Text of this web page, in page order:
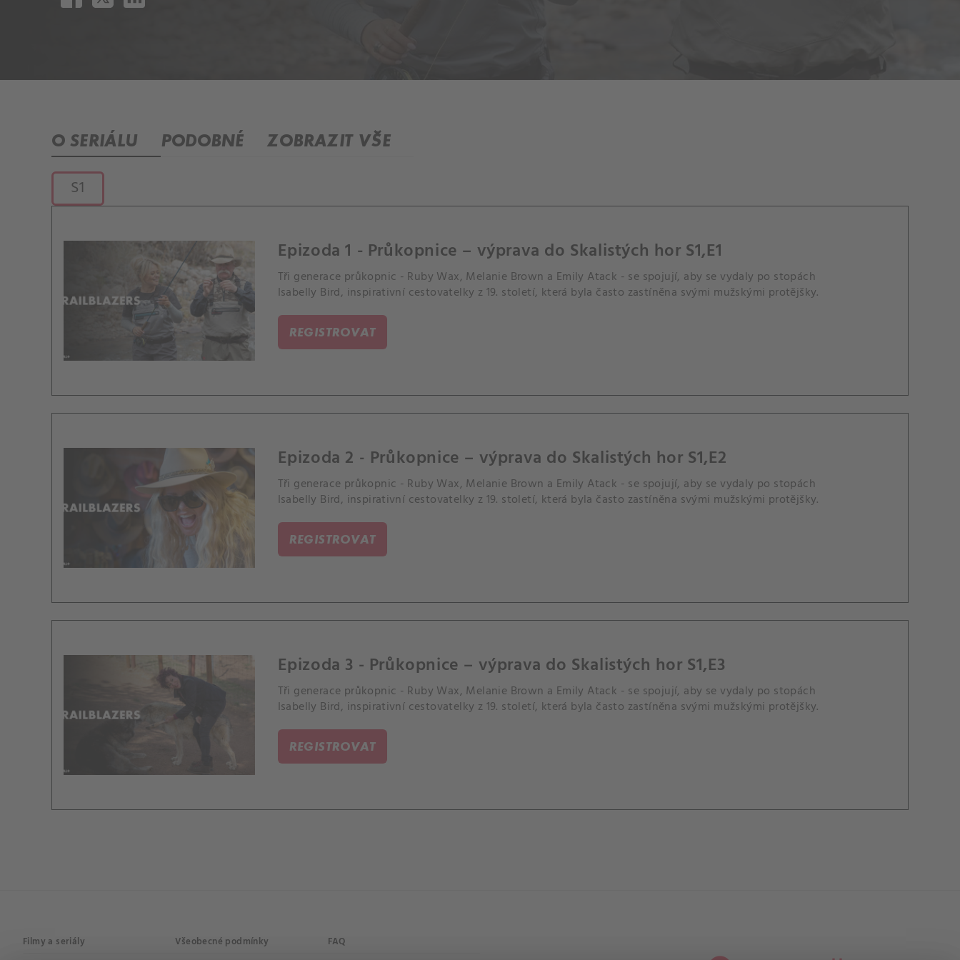
O SERIÁLU PODOBNÉ ZOBRAZIT VŠE
S1
Epizoda 1 - Průkopnice – výprava do Skalistých hor S1,E1
Tři generace průkopnic - Ruby Wax, Melanie Brown a Emily Atack - se spojují, aby se vydaly po stopách
Isabelly Bird, inspirativní cestovatelky z 19. století, která byla často zastíněna svými mužskými protějšky.
REGISTROVAT
Epizoda 2 - Průkopnice – výprava do Skalistých hor S1,E2
Tři generace průkopnic - Ruby Wax, Melanie Brown a Emily Atack - se spojují, aby se vydaly po stopách
Isabelly Bird, inspirativní cestovatelky z 19. století, která byla často zastíněna svými mužskými protějšky.
REGISTROVAT
Epizoda 3 - Průkopnice – výprava do Skalistých hor S1,E3
Tři generace průkopnic - Ruby Wax, Melanie Brown a Emily Atack - se spojují, aby se vydaly po stopách
Isabelly Bird, inspirativní cestovatelky z 19. století, která byla často zastíněna svými mužskými protějšky.
REGISTROVAT
Filmy a seriály Všeobecné podmínky FAQ